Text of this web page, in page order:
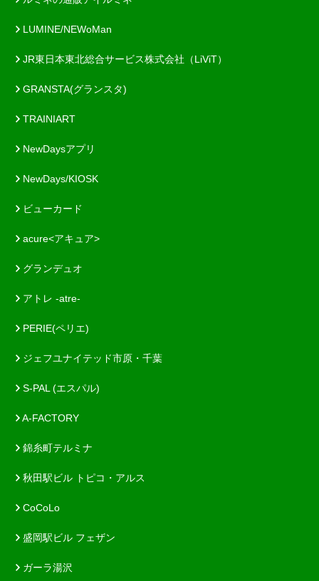
LUMINE/NEWoMan
JR東日本東北総合サービス株式会社（LiViT）
GRANSTA(グランスタ)
TRAINIART
NewDaysアプリ
NewDays/KIOSK
ビューカード
acure<アキュア>
グランデュオ
アトレ -atre-
PERIE(ペリエ)
ジェフユナイテッド市原・千葉
S-PAL (エスパル)
A-FACTORY
錦糸町テルミナ
秋田駅ビル トピコ・アルス
CoCoLo
盛岡駅ビル フェザン
ガーラ湯沢